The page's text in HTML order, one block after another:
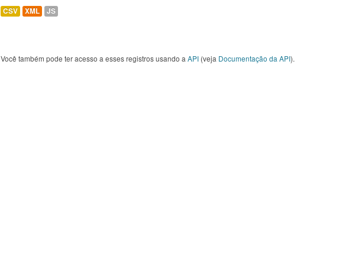
CSV XML JS
Você também pode ter acesso a esses registros usando a API (veja Documentação da API).